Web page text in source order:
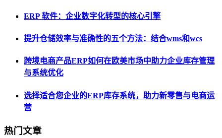
ERP 软件：企业数字化转型的核心引擎
提升仓储效率与准确性的五个方法：结合wms和wcs
跨境电商产品ERP如何在欧美市场中助力企业库存管理
与系统优化
选择适合您企业的ERP库存系统，助力新零售与电商运
营
热门文章